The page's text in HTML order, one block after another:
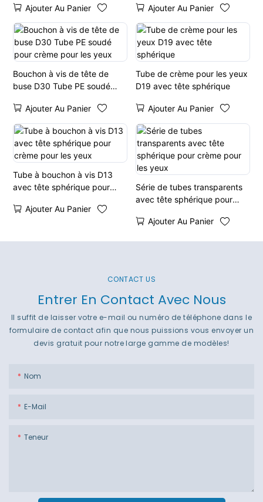
lèvresAjouter Au Panier
Ajouter Au Panier
Bouchon à vis de tête de
buse D30 Tube PE soudé
Ajouter Au Panier
Tube de crème pour les yeux
D19 avec tête sphérique
Ajouter Au Panier
Tube à bouchon à vis D13
avec tête sphérique pour
Ajouter Au Panier
Série de tubes transparents
avec tête sphérique pour
Ajouter Au Panier
CONTACT US
Entrer En Contact Avec Nous
Il suffit de laisser votre e-mail ou numéro de téléphone dans le
formulaire de contact afin que nous puissions vous envoyer un
devis gratuit pour notre large gamme de modèles!
Nom
E-Mail
Teneur